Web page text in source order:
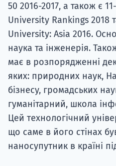
50 2016-2017, а також є
University Rankings 2018
University: Asia 2016.
наука та інженерія.
має в розпорядженні
яких: природних наук,
бізнесу, громадських
гуманітарний, школа
Цей технологічний
що саме в його стінах
наносупутник в країні